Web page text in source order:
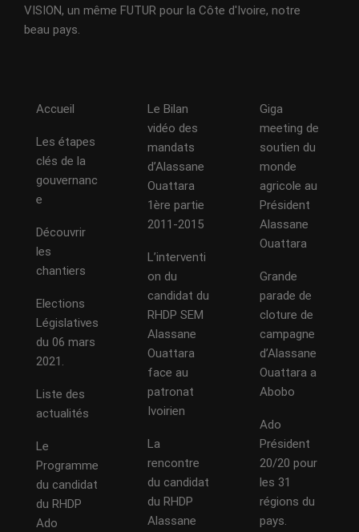
VISION, un même FUTUR pour la Côte d'Ivoire, notre
beau pays.
Accueil
Les étapes
clés de la
gouvernanc
e
Découvrir
les
chantiers
Elections
Législatives
du 06 mars
2021.
Liste des
actualités
Le
Programme
du candidat
du RHDP
Ado
Le Bilan
vidéo des
mandats
d’Alassane
Ouattara
1ère partie
2011-2015
L’interventi
on du
candidat du
RHDP SEM
Alassane
Ouattara
face au
patronat
Ivoirien
La
rencontre
du candidat
du RHDP
Alassane
Giga
meeting de
soutien du
monde
agricole au
Président
Alassane
Ouattara
Grande
parade de
cloture de
campagne
d’Alassane
Ouattara a
Abobo
Ado
Président
20/20 pour
les 31
régions du
pays.